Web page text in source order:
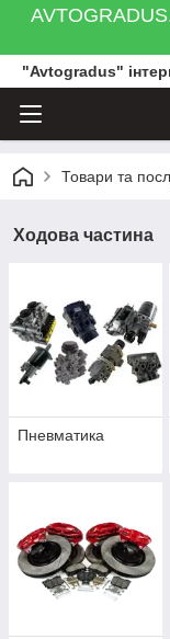
"Avtogradus"
Товари та
Ходова частина
Пневматика